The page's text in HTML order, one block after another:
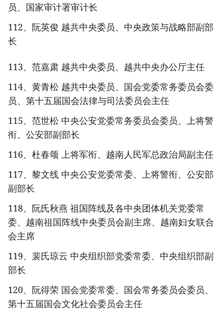
员、国家审计署审计长
112、阮英俊 越共中央委员、中央政策与战略部副部
长
113、范嘉肃 越共中央委员、越共中央办公厅主任
114、黄青松 越共中央委员、国会党委常务委员会委
员、第十五届国会法律与司法委员会主任
115、范世松 中央公安党委常务委员会委员、上将警
衔、公安部副部长
116、杜春颂 上将军衔、越南人民军总政治局副主任
117、黎文线 中央公安党委常委、上将警衔、公安部
副部长
118、阮氏秋燕 祖国阵线及各中央团体机关党委常
委、越南祖国阵线中央委员会副主席、越南妇女联合
会主席
119、裴氏琼云 中央组织部党委常委、中央组织部副
部长
120、阮得荣 国会党委常委、国会常务委员会委员、
第十五届国会文化社会委员会主任